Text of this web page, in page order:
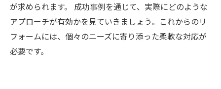
が求められます。 成功事例を通じて、実際にどのような
アプローチが有効かを見ていきましょう。これからのリ
フォームには、個々のニーズに寄り添った柔軟な対応が
必要です。